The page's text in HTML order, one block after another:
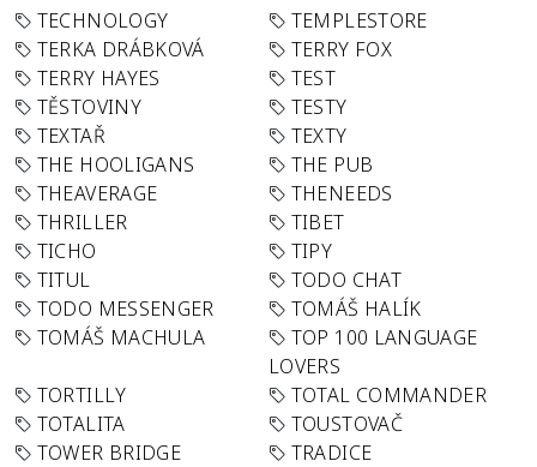
TECHNOLOGY
TEMPLESTORE
TERKA DRÁBKOVÁ
TERRY FOX
TERRY HAYES
TEST
TĚSTOVINY
TESTY
TEXTAŘ
TEXTY
THE HOOLIGANS
THE PUB
THEAVERAGE
THENEEDS
THRILLER
TIBET
TICHO
TIPY
TITUL
TODO CHAT
TODO MESSENGER
TOMÁŠ HALÍK
TOMÁŠ MACHULA
TOP 100 LANGUAGE
LOVERS
TORTILLY
TOTAL COMMANDER
TOTALITA
TOUSTOVAČ
TOWER BRIDGE
TRADICE